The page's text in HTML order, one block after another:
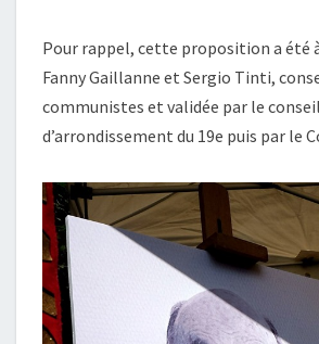
Pour rappel, cette proposition a été
Fanny Gaillanne et Sergio Tinti,
communistes et validée par le conseil
d’arrondissement du 19e puis par le